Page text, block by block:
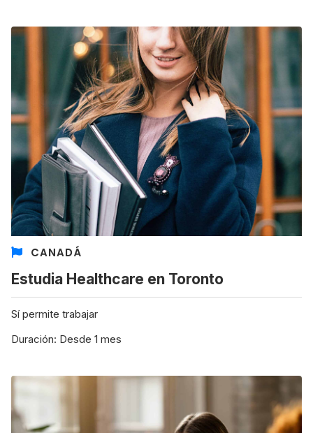
CANADÁ
Estudia Healthcare en Toronto
Sí permite trabajar
Duración: Desde 1 mes